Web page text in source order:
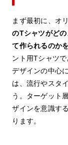
まず最初に、オ
のTシャツがど
て作られるのか
ント用Tシャツ
デザインの中心
は、流行やスタ
う。ターゲット
ザインを意識す
ります。